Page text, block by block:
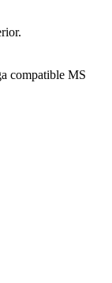
compatible MS